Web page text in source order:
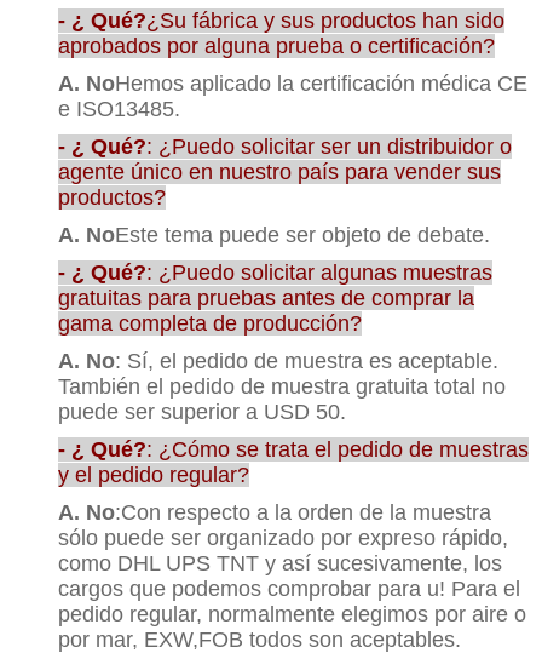
- ¿ Qué?¿Su fábrica y sus productos han sido
aprobados por alguna prueba o certificación?
A. NoHemos aplicado la certificación médica CE
e ISO13485.
- ¿ Qué?: ¿Puedo solicitar ser un distribuidor o
agente único en nuestro país para vender sus
productos?
A. NoEste tema puede ser objeto de debate.
- ¿ Qué?: ¿Puedo solicitar algunas muestras
gratuitas para pruebas antes de comprar la
gama completa de producción?
A. No: Sí, el pedido de muestra es aceptable.
También el pedido de muestra gratuita total no
puede ser superior a USD 50.
- ¿ Qué?: ¿Cómo se trata el pedido de muestras
y el pedido regular?
A. No:Con respecto a la orden de la muestra
sólo puede ser organizado por expreso rápido,
como DHL UPS TNT y así sucesivamente, los
cargos que podemos comprobar para u! Para el
pedido regular, normalmente elegimos por aire o
por mar, EXW,FOB todos son aceptables.